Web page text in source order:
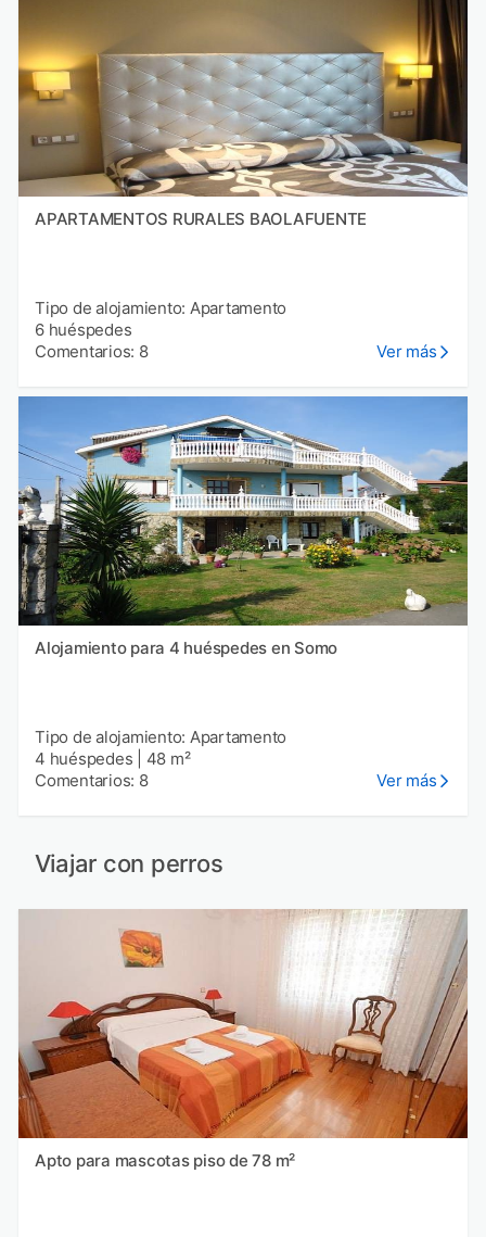
APARTAMENTOS RURALES BAOLAFUENTE
Tipo de alojamiento: Apartamento
6 huéspedes
Comentarios: 8
Ver más
Alojamiento para 4 huéspedes en Somo
Tipo de alojamiento: Apartamento
4 huéspedes
48 m²
Comentarios: 8
Ver más
Viajar con perros
Apto para mascotas piso de 78 m²